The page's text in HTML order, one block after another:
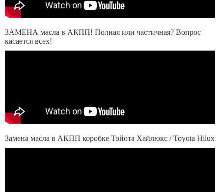
ЗАМЕНА масла в АКПП! Полная или частичная? Вопрос
касается всех!
Замена масла в АКПП коробке Тойота Хайлюкс / Toyota Hilux